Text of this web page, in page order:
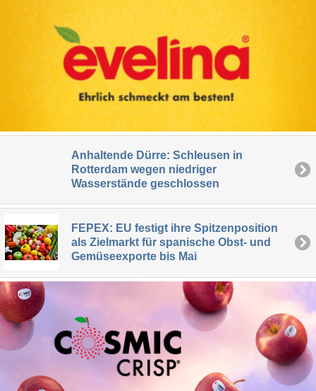
Anhaltende Dürre: Schleusen in
Rotterdam wegen niedriger
Wasserstände geschlossen
FEPEX: EU festigt ihre Spitzenposition
als Zielmarkt für spanische Obst- und
Gemüseexporte bis Mai